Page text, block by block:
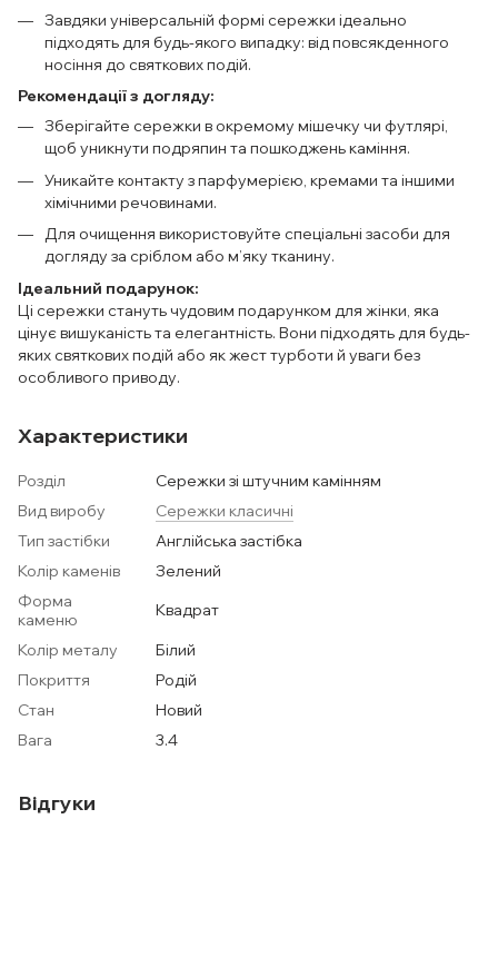
Завдяки універсальній формі сережки ідеально
підходять для будь-якого випадку: від повсякденного
носіння до святкових подій.
Рекомендації з догляду:
Зберігайте сережки в окремому мішечку чи футлярі,
щоб уникнути подряпин та пошкоджень каміння.
Уникайте контакту з парфумерією, кремами та іншими
хімічними речовинами.
Для очищення використовуйте спеціальні засоби для
догляду за сріблом або м’яку тканину.
Ідеальний подарунок:
Ці сережки стануть чудовим подарунком для жінки, яка
цінує вишуканість та елегантність. Вони підходять для будь-
яких святкових подій або як жест турботи й уваги без
особливого приводу.
Характеристики
Розділ
Сережки зі штучним камінням
Вид виробу
Сережки класичні
Тип застібки
Англійська застібка
Колір каменів
Зелений
Форма
каменю
Квадрат
Колір металу
Білий
Покриття
Родій
Стан
Новий
Вага
3.4
Відгуки